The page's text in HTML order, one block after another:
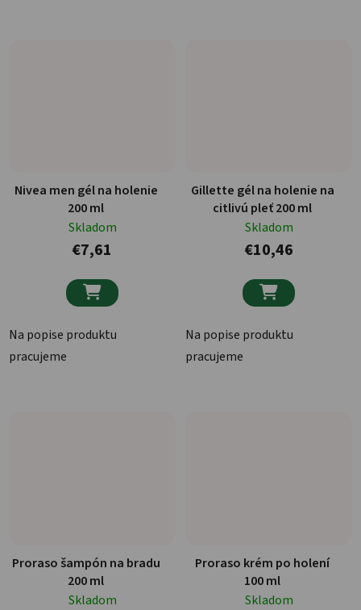
Nivea men gél na holenie
200 ml
Skladom
€7,61

Na popise produktu
pracujeme
Gillette gél na holenie na
citlivú pleť 200 ml
Skladom
€10,46

Na popise produktu
pracujeme
Proraso šampón na bradu
200 ml
Skladom
Proraso krém po holení
100 ml
Skladom